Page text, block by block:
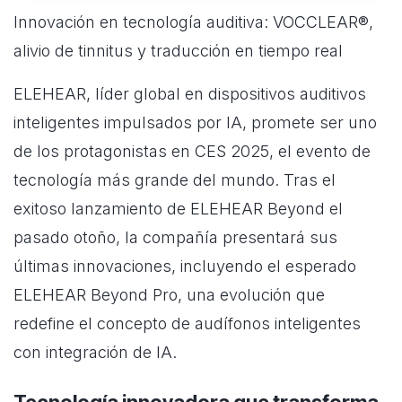
Innovación en tecnología auditiva: VOCCLEAR®,
alivio de tinnitus y traducción en tiempo real
ELEHEAR, líder global en dispositivos auditivos
inteligentes impulsados por IA, promete ser uno
de los protagonistas en CES 2025, el evento de
tecnología más grande del mundo. Tras el
exitoso lanzamiento de ELEHEAR Beyond el
pasado otoño, la compañía presentará sus
últimas innovaciones, incluyendo el esperado
ELEHEAR Beyond Pro, una evolución que
redefine el concepto de audífonos inteligentes
con integración de IA.